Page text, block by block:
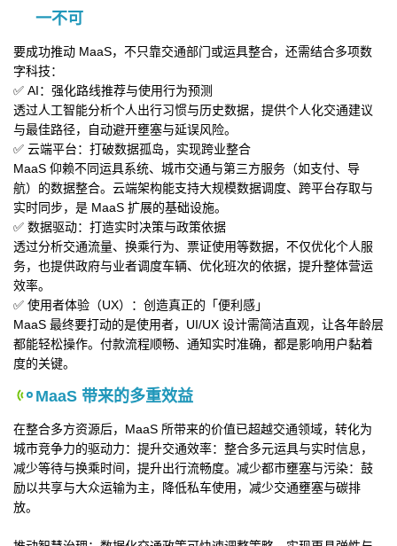
一不可
要成功推动 MaaS，不只靠交通部门或运具整合，还需结合多项数
字科技：
✅ AI：强化路线推荐与使用行为预测
透过人工智能分析个人出行习惯与历史数据，提供个人化交通建议
与最佳路径，自动避开壅塞与延误风险。
✅ 云端平台：打破数据孤岛，实现跨业整合
MaaS 仰赖不同运具系统、城市交通与第三方服务（如支付、导
航）的数据整合。云端架构能支持大规模数据调度、跨平台存取与
实时同步，是 MaaS 扩展的基础设施。
✅ 数据驱动：打造实时决策与政策依据
透过分析交通流量、换乘行为、票证使用等数据，不仅优化个人服
务，也提供政府与业者调度车辆、优化班次的依据，提升整体营运
效率。
✅ 使用者体验（UX）：创造真正的「便利感」
MaaS 最终要打动的是使用者，UI/UX 设计需简洁直观，让各年龄层
都能轻松操作。付款流程顺畅、通知实时准确，都是影响用户黏着
度的关键。
MaaS 带来的多重效益
在整合多方资源后，MaaS 所带来的价值已超越交通领域，转化为
城市竞争力的驱动力：提升交通效率：整合多元运具与实时信息，
减少等待与换乘时间，提升出行流畅度。减少都市壅塞与污染：鼓
励以共享与大众运输为主，降低私车使用，减少交通壅塞与碳排
放。